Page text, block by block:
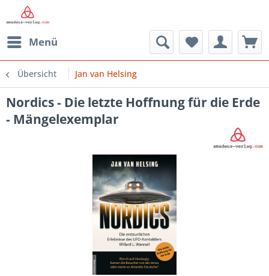
Menü
Übersicht Jan van Helsing
Nordics - Die letzte Hoffnung für die Erde
- Mängelexemplar